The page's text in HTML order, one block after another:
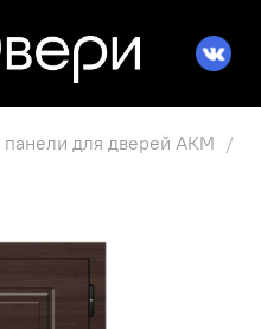
для дверей АКМ